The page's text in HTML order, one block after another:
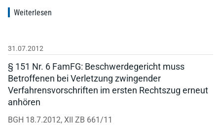
Weiterlesen
31.07.2012
§ 151 Nr. 6 FamFG: Beschwerdegericht muss
Betroffenen bei Verletzung zwingender
Verfahrensvorschriften im ersten Rechtszug erneut
anhören
BGH 18.7.2012, XII ZB 661/11